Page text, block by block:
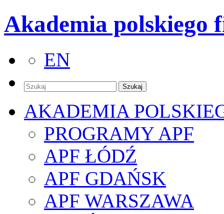
Akademia polskiego
EN
AKADEMIA
PROGRAMY APF
APF ŁÓDŹ
APF GDAŃSK
APF WARSZAWA